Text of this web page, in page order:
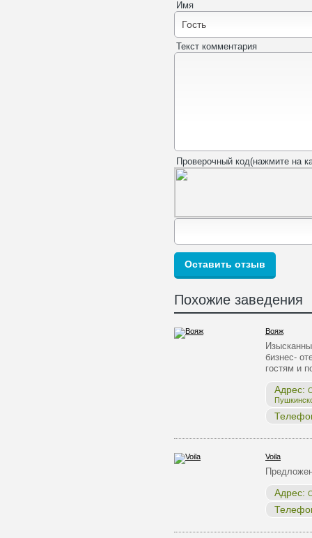
Имя
Текст комментария
Проверочный код(нажмите на
Похожие заведения
Вояж
бизнес-
гостям и
Адрес:
Voila
Адрес: